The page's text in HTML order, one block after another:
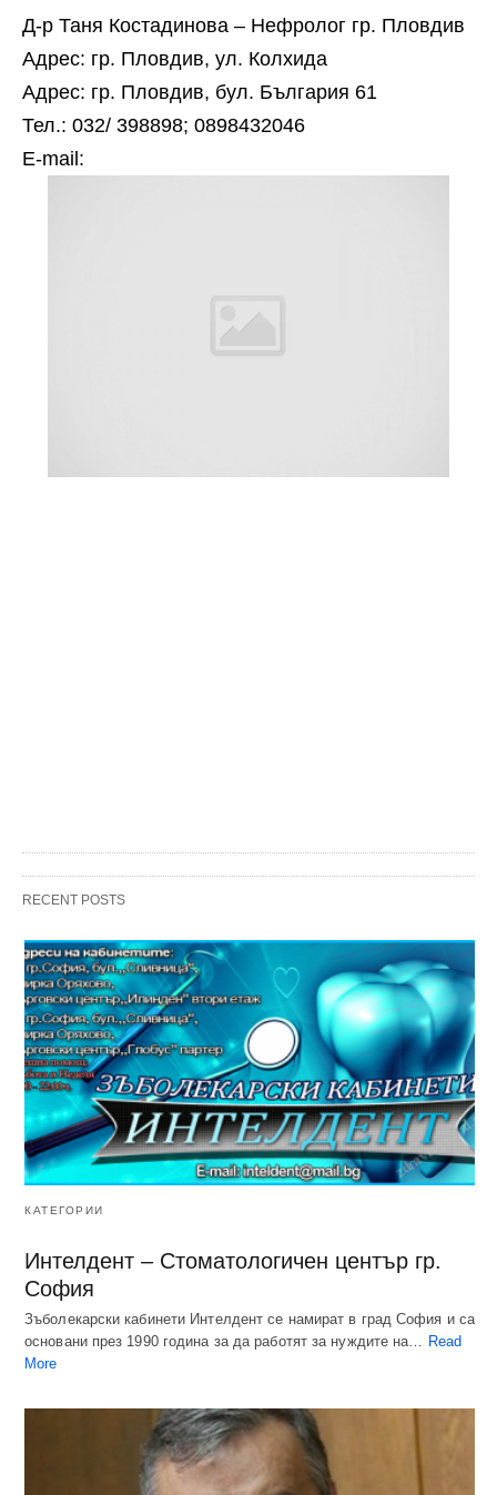
Д-р Таня Костадинова – Нефролог гр. Пловдив
Адрес: гр. Пловдив, ул. Колхида
Адрес: гр. Пловдив, бул. България 61
Тел.: 032/ 398898; 0898432046
Е-mail:
RECENT POSTS
КАТЕГОРИИ
Интелдент – Стоматологичен център гр.
София
Зъболекарски кабинети Интелдент се намират в град София и са
основани през 1990 година за да работят за нуждите на… Read
More